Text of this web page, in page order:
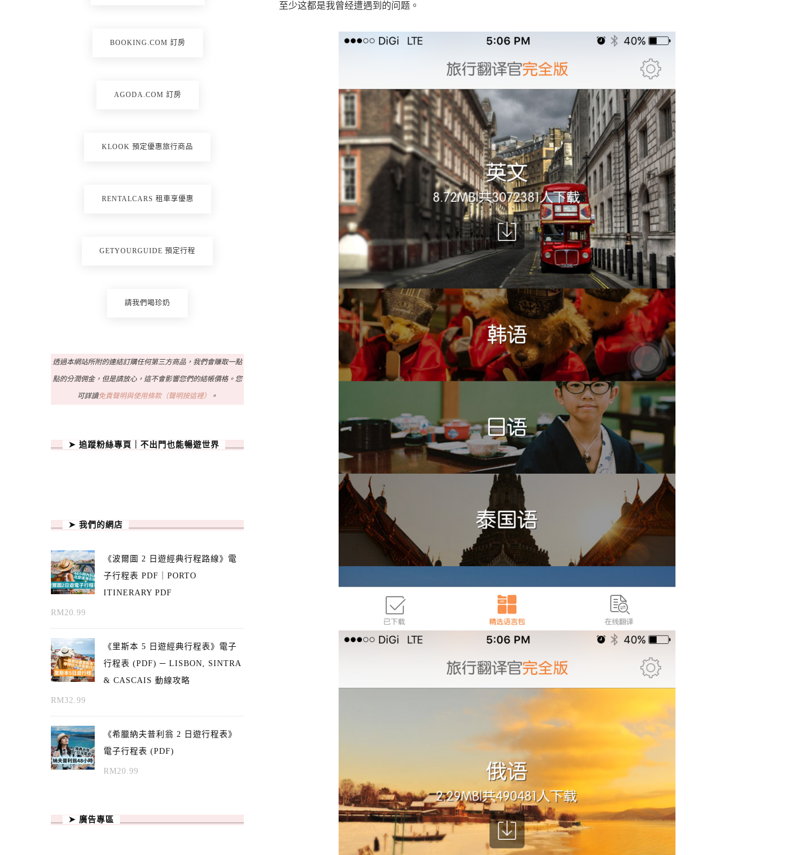
至少这都是我曾经遭遇到的问题。
BOOKING.COM 訂房
AGODA.COM 訂房
KLOOK 預定優惠旅行商品
RENTALCARS 租車享優惠
GETYOURGUIDE 預定行程
請我們喝珍奶
透過本網站所附的連結訂購任何第三方商品，我們會賺取一點
點的分潤佣金，但是請放心，這不會影響您們的結帳價格。您
可詳讀免責聲明與使用條款（聲明按這裡） 。
➤ 追蹤粉絲專頁｜不出門也能暢遊世界
➤ 我們的網店
《波爾圖 2 日遊經典行程路線》電
子行程表 PDF｜PORTO
ITINERARY PDF
RM20.99
《里斯本 5 日遊經典行程表》電子
行程表 (PDF) ─ LISBON, SINTRA
& CASCAIS 動線攻略
RM32.99
《希臘納夫普利翁 2 日遊行程表》
電子行程表 (PDF)
RM20.99
➤ 廣告專區